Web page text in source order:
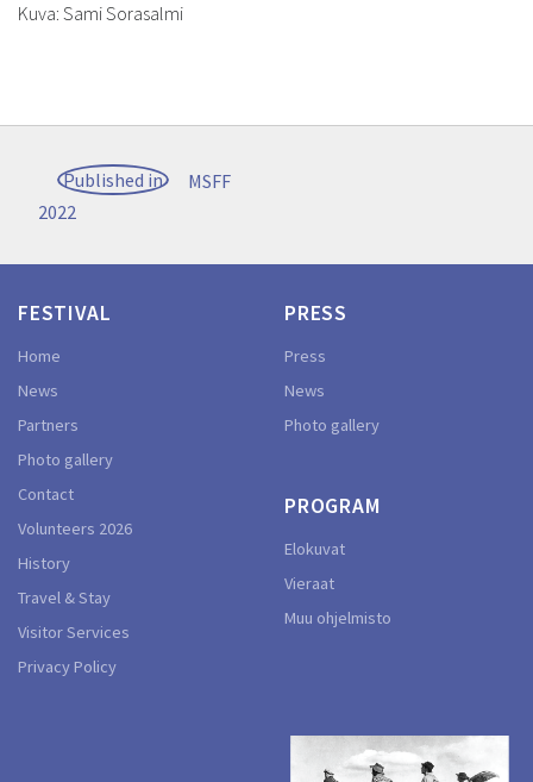
Kuva: Sami Sorasalmi
Post
navigation
Published in
MSFF
2022
FESTIVAL
Home
News
Partners
Photo gallery
Contact
Volunteers 2026
History
Travel & Stay
Visitor Services
Privacy Policy
PRESS
Press
News
Photo gallery
PROGRAM
Elokuvat
Vieraat
Muu ohjelmisto